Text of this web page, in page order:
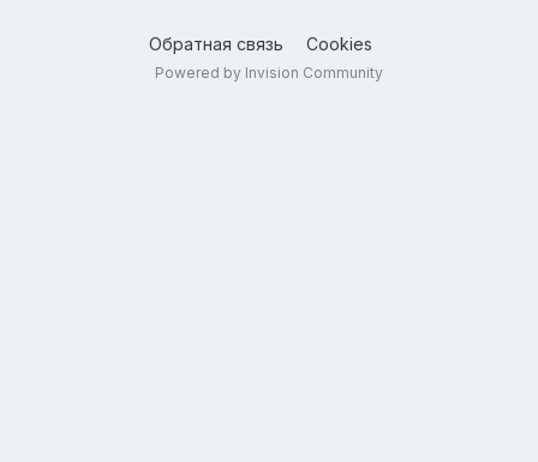
Обратная связь Cookies
Powered by Invision Community